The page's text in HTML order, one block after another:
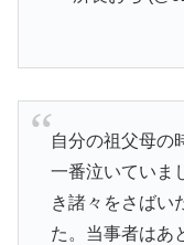
自分の祖父母の
一番泣いていま
き諸々をさばい
た。当事者はあ